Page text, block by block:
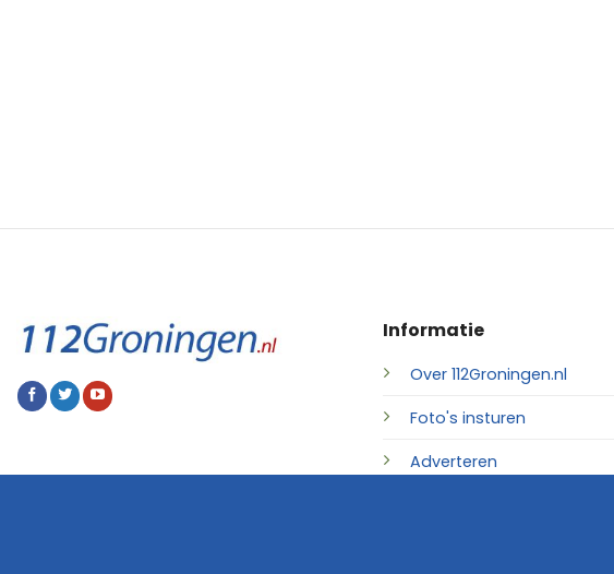
Informatie
Over 112Groningen.nl
Foto's insturen
Adverteren